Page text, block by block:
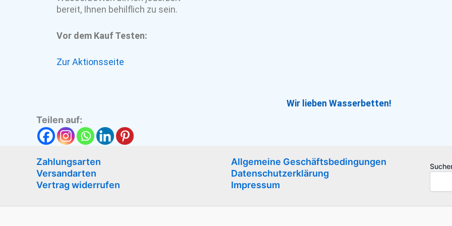
bereit, Ihnen behilflich zu sein.
Vor dem Kauf Testen:
Zur Aktionsseite
Wir lieben Wasserbetten!
Teilen auf:
Zahlungsarten
Versandarten
Vertrag widerrufen
Allgemeine Geschäftsbedingungen
Datenschutzerklärung
Impressum